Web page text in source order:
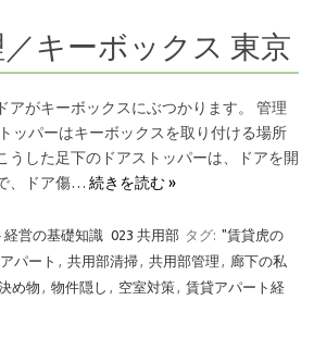
キーボックス 東京
アがキーボックスにぶつかります。 管理
ッパーはキーボックスを取り付ける場所
うした足下のドアストッパーは、ドアを開
、ドア傷… 続きを読む »
経営の基礎知識 023 共用部 タグ: "賃貸虎の
パート , 共用部清掃, 共用部管理 , 廊下の私
め物 , 物件隠し , 空室対策, 賃貸アパート経